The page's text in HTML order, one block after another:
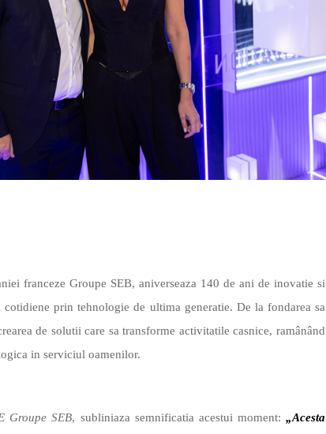
franceze Groupe SEB, aniverseaza 140 de ani de inovatie si
prin tehnologie de ultima generatie. De la fondarea sa
de solutii care sa transforme activitatile casnice, ramânând
in serviciul oamenilor.
Groupe SEB, subliniaza semnificatia acestui moment: „Acesta